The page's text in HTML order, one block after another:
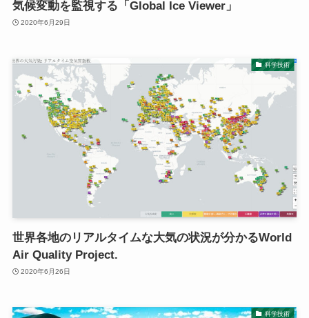
気候変動を監視する「Global Ice Viewer」
2020年6月29日
科学技術
世界各地のリアルタイムな大気の状況が分かるWorld
Air Quality Project.
2020年6月26日
科学技術